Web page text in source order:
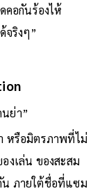
คอกันร้องไห้
จริงๆ”
ย่า”
หรือมิตรภาพที่ไม่
งเล่น ของสะสม
น ภายใต้ชื่อที่แซม